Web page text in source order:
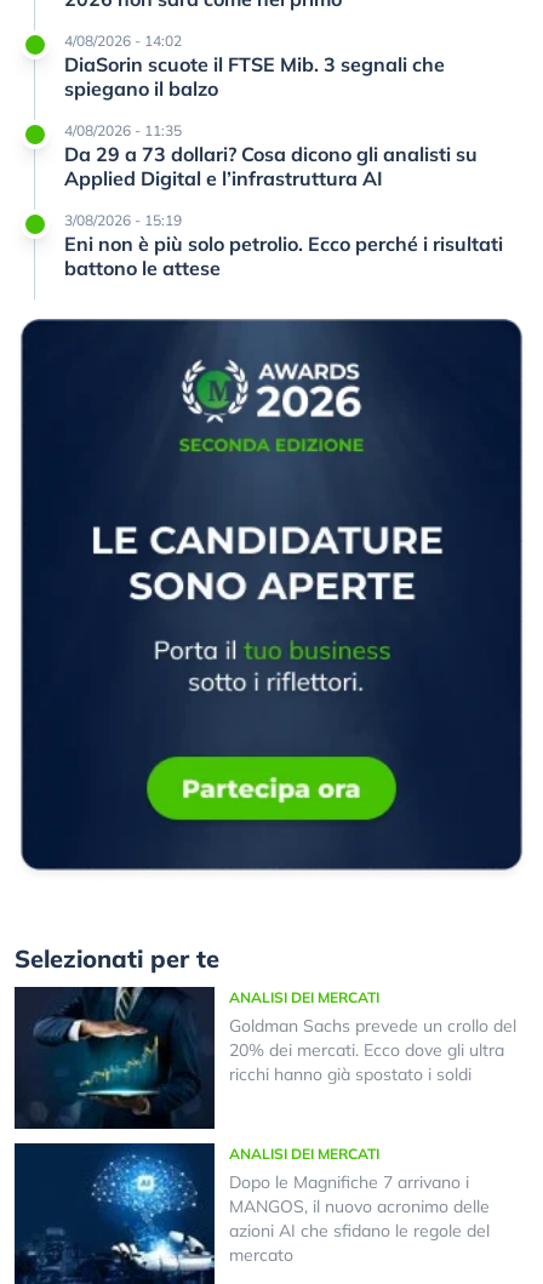
4/08/2026 - 14:02
DiaSorin scuote il FTSE Mib. 3 segnali che
spiegano il balzo
4/08/2026 - 11:35
Da 29 a 73 dollari? Cosa dicono gli analisti su
Applied Digital e l’infrastruttura AI
3/08/2026 - 15:19
Eni non è più solo petrolio. Ecco perché i risultati
battono le attese
Selezionati per te
ANALISI DEI MERCATI
Goldman Sachs prevede un crollo del
20% dei mercati. Ecco dove gli ultra
ricchi hanno già spostato i soldi
ANALISI DEI MERCATI
Dopo le Magnifiche 7 arrivano i
MANGOS, il nuovo acronimo delle
azioni AI che sfidano le regole del
mercato